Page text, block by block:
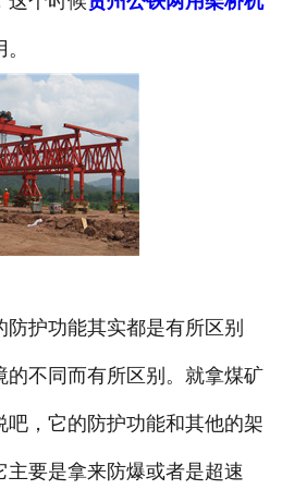
护功能其实都是有所区别
的不同而有所区别。就拿煤矿
吧，它的防护功能和其他的架
要是拿来防爆或者是超速